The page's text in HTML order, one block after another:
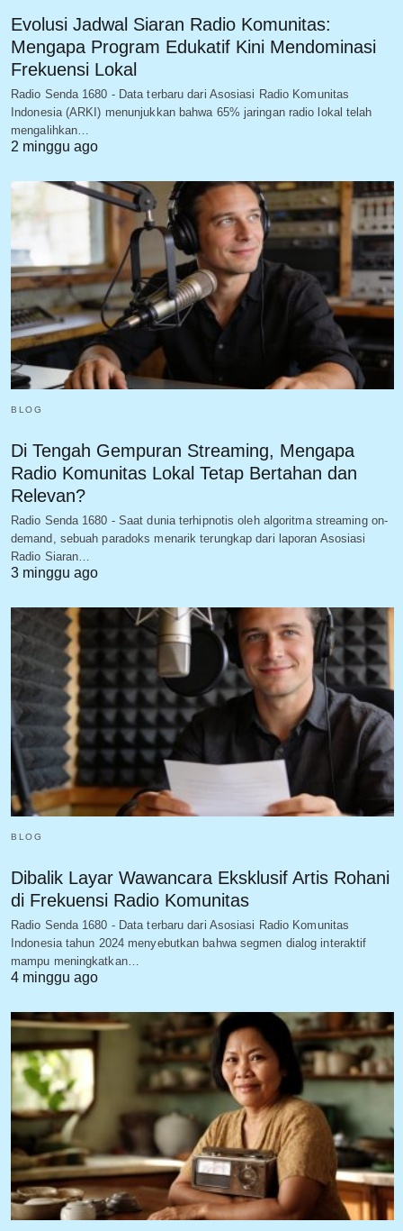
Evolusi Jadwal Siaran Radio Komunitas:
Mengapa Program Edukatif Kini Mendominasi
Frekuensi Lokal
Radio Senda 1680 - Data terbaru dari Asosiasi Radio Komunitas
Indonesia (ARKI) menunjukkan bahwa 65% jaringan radio lokal telah
mengalihkan…
2 minggu ago
BLOG
Di Tengah Gempuran Streaming, Mengapa
Radio Komunitas Lokal Tetap Bertahan dan
Relevan?
Radio Senda 1680 - Saat dunia terhipnotis oleh algoritma streaming on-
demand, sebuah paradoks menarik terungkap dari laporan Asosiasi
Radio Siaran…
3 minggu ago
BLOG
Dibalik Layar Wawancara Eksklusif Artis Rohani
di Frekuensi Radio Komunitas
Radio Senda 1680 - Data terbaru dari Asosiasi Radio Komunitas
Indonesia tahun 2024 menyebutkan bahwa segmen dialog interaktif
mampu meningkatkan…
4 minggu ago